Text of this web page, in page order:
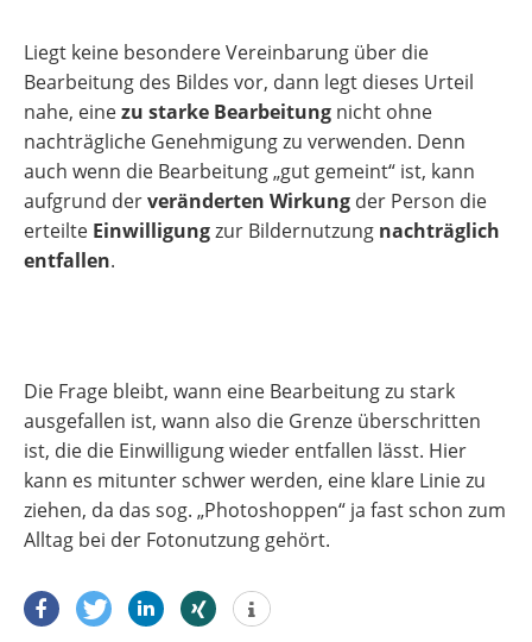
Liegt keine besondere Vereinbarung über die
Bearbeitung des Bildes vor, dann legt dieses Urteil
nahe, einezu starke Bearbeitung nicht ohne
nachträgliche Genehmigung zu verwenden. Denn
auch wenn die Bearbeitung „gut gemeint“ ist, kann
aufgrund derveränderten Wirkung der Person die
erteilte Einwilligungzur Bildernutzung nachträglich
entfallen.
Die Frage bleibt, wann eine Bearbeitung zu stark
ausgefallen ist, wann also die Grenze überschritten
ist, die die Einwilligung wieder entfallen lässt. Hier
kann es mitunter schwer werden, eine klare Linie zu
ziehen, da das sog. „Photoshoppen“ ja fast schon zum
Alltag bei der Fotonutzung gehört.